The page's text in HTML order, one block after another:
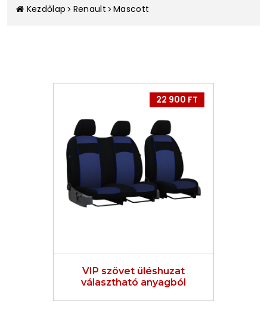
Kezdőlap Renault Mascott
22 900 FT
VIP szövet üléshuzat
választható anyagból